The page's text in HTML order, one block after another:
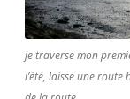
je traverse mon
l’été, laisse une